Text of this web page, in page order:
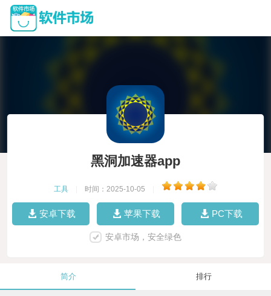
黑洞加速器app
工具 时间：2025-10-05
安卓下载 苹果下载 PC下载
安卓市场，安全绿色
简介 排行